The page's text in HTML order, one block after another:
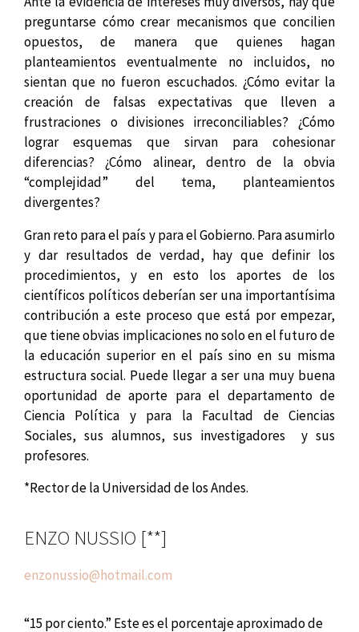
preguntarse cómo crear mecanismos que concilien
opuestos, de manera que quienes hagan
planteamientos eventualmente no incluidos, no
sientan que no fueron escuchados. ¿Cómo evitar la
creación de falsas expectativas que lleven a
frustraciones o divisiones irreconciliables? ¿Cómo
lograr esquemas que sirvan para cohesionar
diferencias? ¿Cómo alinear, dentro de la obvia
“complejidad” del tema, planteamientos
divergentes?
Gran reto para el país y para el Gobierno. Para asumirlo
y dar resultados de verdad, hay que definir los
procedimientos, y en esto los aportes de los
científicos políticos deberían ser una importantísima
contribución a este proceso que está por empezar,
que tiene obvias implicaciones no solo en el futuro de
la educación superior en el país sino en su misma
estructura social. Puede llegar a ser una muy buena
oportunidad de aporte para el departamento de
Ciencia Política y para la Facultad de Ciencias
Sociales, sus alumnos, sus investigadores y sus
profesores.
*Rector de la Universidad de los Andes.
ENZO NUSSIO [**]
enzonussio@hotmail.com
“15 por ciento.” Este es el porcentaje aproximado de